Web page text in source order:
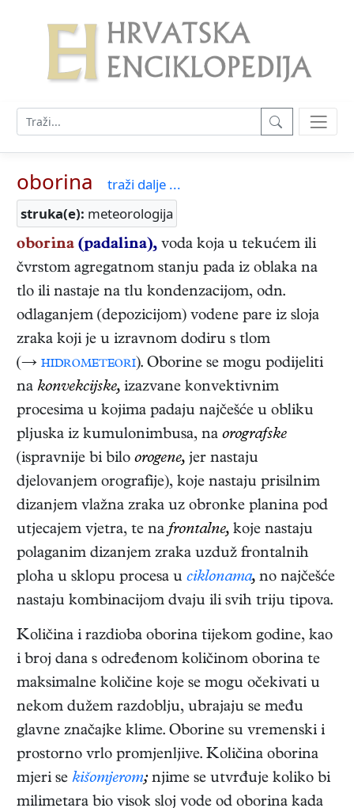
oborina
traži dalje ...
struka(e): meteorologija
oborina (padalina), voda koja u tekućem ili
čvrstom agregatnom stanju pada iz oblaka na
tlo ili nastaje na tlu kondenzacijom, odn.
odlaganjem (depozicijom) vodene pare iz sloja
zraka koji je u izravnom dodiru s tlom
(→ hidrometeori). Oborine se mogu podijeliti
na konvekcijske, izazvane konvektivnim
procesima u kojima padaju najčešće u obliku
pljuska iz kumulonimbusa, na orografske
(ispravnije bi bilo orogene, jer nastaju
djelovanjem orografije), koje nastaju prisilnim
dizanjem vlažna zraka uz obronke planina pod
utjecajem vjetra, te nafrontalne, koje nastaju
polaganim dizanjem zraka uzduž frontalnih
ploha u sklopu procesa u ciklonama, no najčešće
nastaju kombinacijom dvaju ili svih triju tipova.
Količina i razdioba oborina tijekom godine, kao
i broj dana s određenom količinom oborina te
maksimalne količine koje se mogu očekivati u
nekom dužem razdoblju, ubrajaju se među
glavne značajke klime. Oborine su vremenski i
prostorno vrlo promjenljive. Količina oborina
mjeri se kišomjerom;njime se utvrđuje koliko bi
milimetara bio visok sloj vode od oborina kada